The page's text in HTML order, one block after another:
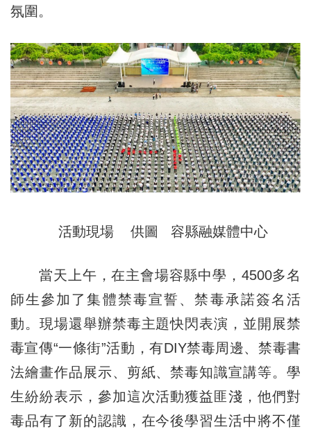
氛圍。
活動現場 供圖 容縣融媒體中心
當天上午，在主會場容縣中學，4500多名
師生參加了集體禁毒宣誓、禁毒承諾簽名活
動。現場還舉辦禁毒主題快閃表演，並開展禁
毒宣傳“一條街”活動，有DIY禁毒周邊、禁毒書
法繪畫作品展示、剪紙、禁毒知識宣講等。學
生紛紛表示，參加這次活動獲益匪淺，他們對
毒品有了新的認識，在今後學習生活中將不僅